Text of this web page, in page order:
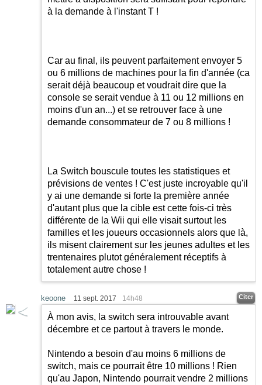
à la demande à l'instant T !
Car au final, ils peuvent parfaitement envoyer 5
ou 6 millions de machines pour la fin d'année (ca
serait déjà beaucoup et voudrait dire que la
console se serait vendue à 11 ou 12 millions en
moins d'un an...) et se retrouver face à une
demande consommateur de 7 ou 8 millions !
La Switch bouscule toutes les statistiques et
prévisions de ventes ! C'est juste incroyable qu'il
y ai une demande si forte la première année
d'autant plus que la cible est cette fois-ci très
différente de la Wii qui elle visait surtout les
familles et les joueurs occasionnels alors que là,
ils misent clairement sur les jeunes adultes et les
trentenaires plutot généralement réceptifs à
totalement autre chose !
keoone 11 sept. 2017 14h48 Citer
À mon avis, la switch sera introuvable avant
décembre et ce partout à travers le monde.
Nintendo a besoin d'au moins 6 millions de
switch, mais ce pourrait être 10 millions ! Rien
qu'au Japon, Nintendo pourrait vendre 2 millions